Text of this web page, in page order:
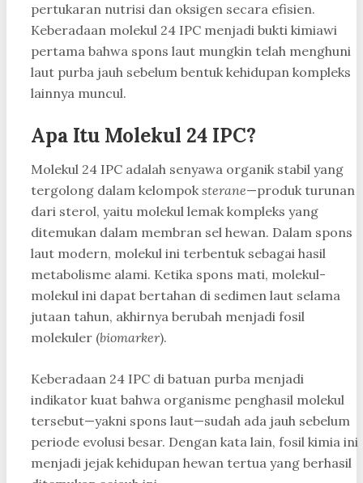
pertukaran nutrisi dan oksigen secara efisien.
Keberadaan molekul 24 IPC menjadi bukti kimiawi
pertama bahwa spons laut mungkin telah menghuni
laut purba jauh sebelum bentuk kehidupan kompleks
lainnya muncul.
Apa Itu Molekul 24 IPC?
Molekul 24 IPC adalah senyawa organik stabil yang
tergolong dalam kelompok sterane—produk turunan
dari sterol, yaitu molekul lemak kompleks yang
ditemukan dalam membran sel hewan. Dalam spons
laut modern, molekul ini terbentuk sebagai hasil
metabolisme alami. Ketika spons mati, molekul-
molekul ini dapat bertahan di sedimen laut selama
jutaan tahun, akhirnya berubah menjadi fosil
molekuler (biomarker).
Keberadaan 24 IPC di batuan purba menjadi
indikator kuat bahwa organisme penghasil molekul
tersebut—yakni spons laut—sudah ada jauh sebelum
periode evolusi besar. Dengan kata lain, fosil kimia ini
menjadi jejak kehidupan hewan tertua yang berhasil